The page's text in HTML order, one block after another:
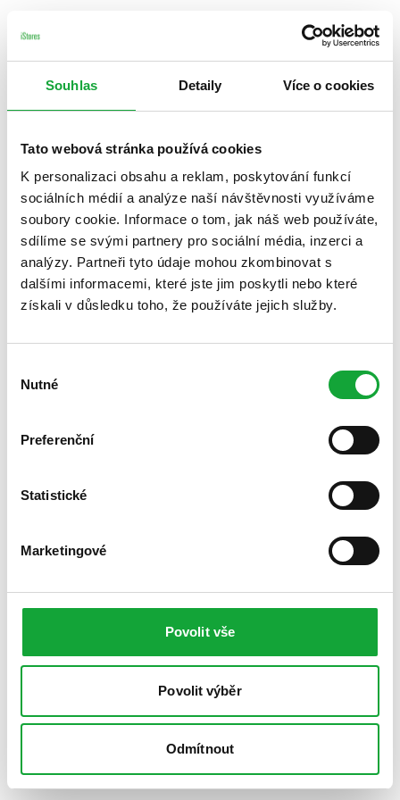
Souhlas Detaily Více o cookies
Tato webová stránka používá cookies
K personalizaci obsahu a reklam, poskytování funkcí
sociálních médií a analýze naší návštěvnosti využíváme
soubory cookie. Informace o tom, jak náš web používáte,
sdílíme se svými partnery pro sociální média, inzerci a
analýzy. Partneři tyto údaje mohou zkombinovat s
dalšími informacemi, které jste jim poskytli nebo které
získali v důsledku toho, že používáte jejich služby.
souhlasu
Nutné
Preferenční
Statistické
Marketingové
Povolit vše
Povolit výběr
Odmítnout